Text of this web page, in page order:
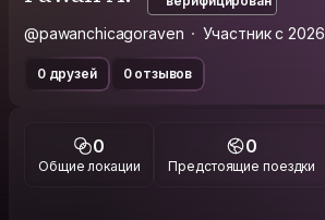
@pawanchicagoraven Участник с 2026
0 друзей 0 отзывов
0
Общие локации
0
Предстоящие поездки